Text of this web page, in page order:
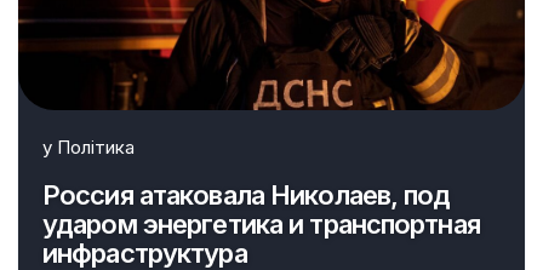
у Політика
Россия атаковала Николаев, под
ударом энергетика и транспортная
инфраструктура